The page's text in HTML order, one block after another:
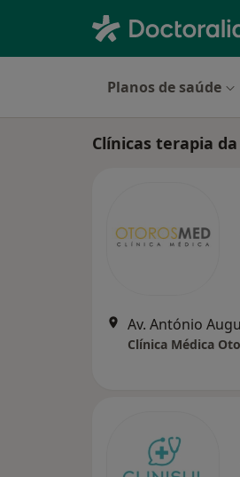
Planos de saúde
Clínicas terapia
Clínica Médica